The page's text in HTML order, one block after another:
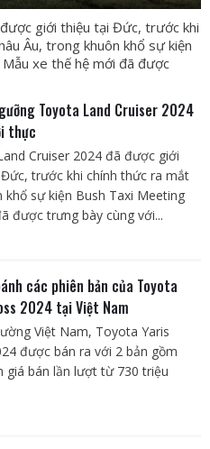
giới thiệu tại Đức, trước khi
Âu, trong khuôn khổ sự kiện
xe thế hệ mới đã được
Toyota Land Cruiser 2024
thực
Cruiser 2024 đã được giới
trước khi chính thức ra mắt
sự kiện Bush Taxi Meeting
được trưng bày cùng với...
các phiên bản của Toyota
2024 tại Việt Nam
Việt Nam, Toyota Yaris
được bán ra với 2 bản gồm
giá bán lần lượt từ 730 triệu